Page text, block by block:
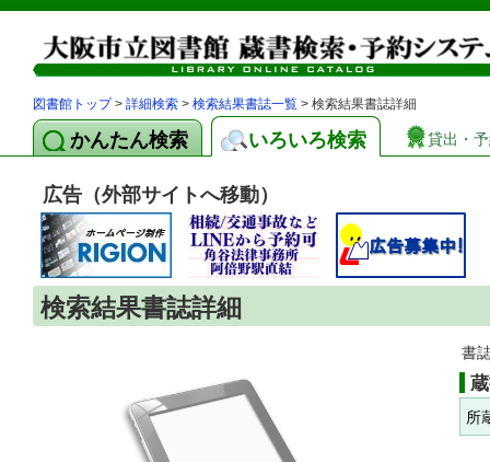
図書館トップ> 詳細検索 > 検索結果書誌一覧 > 検索結果書誌詳細
かんたん検索 いろいろ検索 貸出・
広告（外部サイトへ移動）
検索結果書誌詳細
書
所